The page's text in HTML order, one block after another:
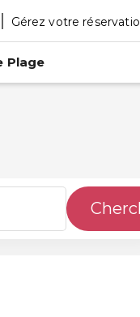
Gérez votre
Plage